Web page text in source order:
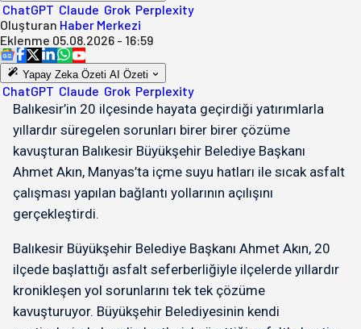
ChatGPT Claude Grok Perplexity
Oluşturan Haber Merkezi
Eklenme 05.08.2026 - 16:59
Yapay Zeka Özeti AI Özeti
ChatGPT Claude Grok Perplexity
Balıkesir’in 20 ilçesinde hayata geçirdiği yatırımlarla
yıllardır süregelen sorunları birer birer çözüme
kavuşturan Balıkesir Büyükşehir Belediye Başkanı
Ahmet Akın, Manyas’ta içme suyu hatları ile sıcak asfalt
çalışması yapılan bağlantı yollarının açılışını
gerçekleştirdi.
Balıkesir Büyükşehir Belediye Başkanı Ahmet Akın, 20
ilçede başlattığı asfalt seferberliğiyle ilçelerde yıllardır
kronikleşen yol sorunlarını tek tek çözüme
kavuşturuyor. Büyükşehir Belediyesinin kendi